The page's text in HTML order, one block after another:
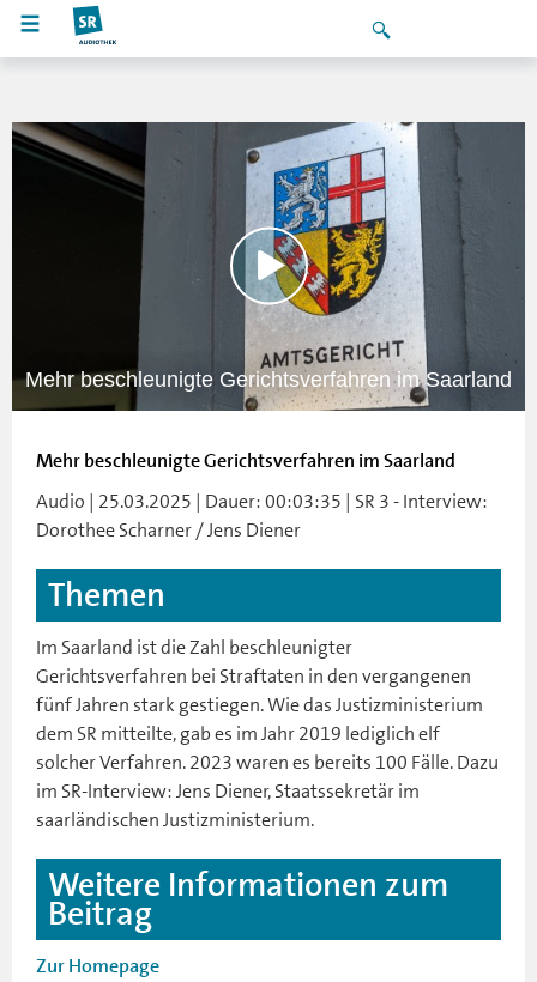
Mehr beschleunigte Gerichtsverfahren im Saarland
Mehr beschleunigte Gerichtsverfahren im Saarland
Audio | 25.03.2025 | Dauer: 00:03:35 | SR 3 - Interview:
Dorothee Scharner / Jens Diener
Themen
Im Saarland ist die Zahl beschleunigter
Gerichtsverfahren bei Straftaten in den vergangenen
fünf Jahren stark gestiegen. Wie das Justizministerium
dem SR mitteilte, gab es im Jahr 2019 lediglich elf
solcher Verfahren. 2023 waren es bereits 100 Fälle. Dazu
im SR-Interview: Jens Diener, Staatssekretär im
saarländischen Justizministerium.
Weitere Informationen zum
Beitrag
Zur Homepage